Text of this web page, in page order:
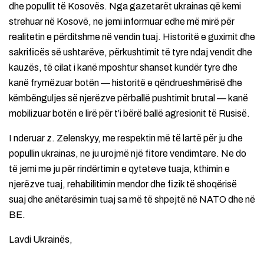
dhe popullit të Kosovës. Nga gazetarët ukrainas që kemi
strehuar në Kosovë, ne jemi informuar edhe më mirë për
realitetin e përditshme në vendin tuaj. Historitë e guximit dhe
sakrificës së ushtarëve, përkushtimit të tyre ndaj vendit dhe
kauzës, të cilat i kanë mposhtur shanset kundër tyre dhe
kanë frymëzuar botën — historitë e qëndrueshmërisë dhe
këmbënguljes së njerëzve përballë pushtimit brutal — kanë
mobilizuar botën e lirë për t’i bërë ballë agresionit të Rusisë.
I nderuar z. Zelenskyy, me respektin më të lartë për ju dhe
popullin ukrainas, ne ju urojmë një fitore vendimtare. Ne do
të jemi me ju për rindërtimin e qyteteve tuaja, kthimin e
njerëzve tuaj, rehabilitimin mendor dhe fizik të shoqërisë
suaj dhe anëtarësimin tuaj sa më të shpejtë në NATO dhe në
BE.
Lavdi Ukrainës,